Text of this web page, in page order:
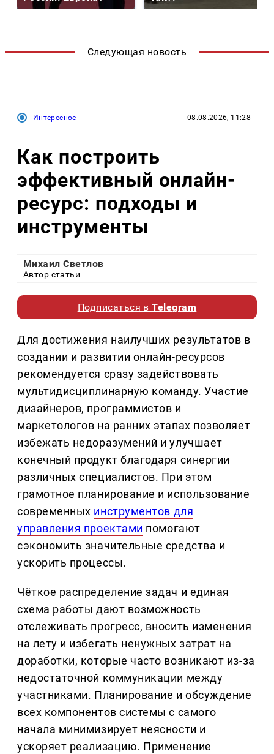
Следующая новость
Интересное 08.08.2026, 11:28
Как построить
эффективный онлайн-
ресурс: подходы и
инструменты
Михаил Светлов
Автор статьи
Подписаться вTelegram
Для достижения наилучших результатов в
создании и развитии онлайн-ресурсов
рекомендуется сразу задействовать
мультидисциплинарную команду. Участие
дизайнеров, программистов и
маркетологов на ранних этапах позволяет
избежать недоразумений и улучшает
конечный продукт благодаря синергии
различных специалистов. При этом
грамотное планирование и использование
современных инструментов для
управления проектами помогают
сэкономить значительные средства и
ускорить процессы.
Чёткое распределение задач и единая
схема работы дают возможность
отслеживать прогресс, вносить изменения
на лету и избегать ненужных затрат на
доработки, которые часто возникают из-за
недостаточной коммуникации между
участниками. Планирование и обсуждение
всех компонентов системы с самого
начала минимизирует неясности и
ускоряет реализацию. Применение